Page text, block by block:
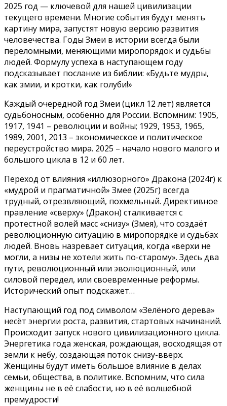
2025 год — ключевой для нашей цивилизации
текущего времени. Многие события будут менять
картину мира, запустят новую версию развития
человечества. Годы Змеи в истории всегда были
переломными, меняющими миропорядок и судьбы
людей. Формулу успеха в наступающем году
подсказывает послание из библии: «Будьте мудры,
как змии, и кротки, как голуби!»
Каждый очередной год Змеи (цикл 12 лет) является
судьбоносным, особенно для России. Вспомним: 1905,
1917, 1941 – революции и войны; 1929, 1953, 1965,
1989, 2001, 2013 – экономическое и политическое
переустройство мира. 2025 – начало нового малого и
большого цикла в 12 и 60 лет.
Переход от влияния «иллюзорного» Дракона (2024г) к
«мудрой и прагматичной» Змее (2025г) всегда
трудный, отрезвляющий, похмельный. Директивное
правление «сверху» (Дракон) сталкивается с
протестной волей масс «снизу» (Змея), что создаёт
революционную ситуацию в миропорядке и судьбах
людей. Вновь назревает ситуация, когда «верхи не
могли, а низы не хотели жить по-старому». Здесь два
пути, революционный или эволюционный, или
силовой передел, или своевременные реформы.
Исторический опыт подскажет…
Наступающий год под символом «Зелёного дерева»
несёт энергии роста, развития, стартовых начинаний.
Происходит запуск нового цивилизационного цикла.
Энергетика года женская, рождающая, восходящая от
земли к небу, создающая поток снизу-вверх.
Женщины будут иметь большое влияние в делах
семьи, общества, в политике. Вспомним, что сила
женщины не в её слабости, но в её волшебной
премудрости!